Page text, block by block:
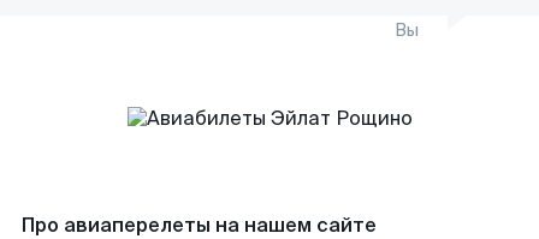
Вы
Про авиаперелеты на нашем сайте